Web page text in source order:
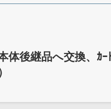
後継品へ交換、ｶｰ